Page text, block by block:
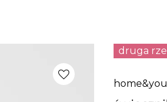
druga
home&you
favorite